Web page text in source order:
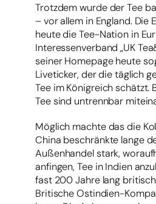
Trotzdem wurde der Tee
– vor allem in England. Die
heute die Tee-Nation in
Interessenverband „UK
seiner Homepage heute
Liveticker, der die täglich
Tee im Königreich schätzt.
Tee sind untrennbar
Möglich machte das die
China beschränkte lange
Außenhandel stark,
anfingen, Tee in Indien
fast 200 Jahre lang
Britische Ostindien-